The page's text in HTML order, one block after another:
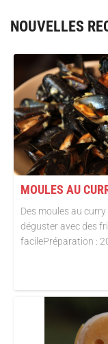
NOUVELLES
MOULES AU
Des moules au
déguster avec des
facilePréparation :